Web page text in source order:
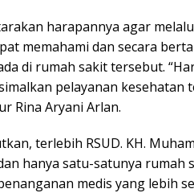
harapannya agar
memahami dan secara
di rumah sakit tersebut.
pelayanan kesehatan
Rina Aryani Arlan.
terlebih RSUD. KH.
hanya satu-satunya rumah
medis yang lebih